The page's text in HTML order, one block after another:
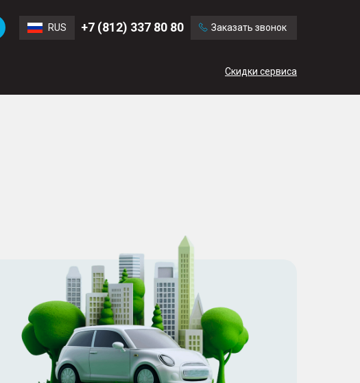
RUS +7 (812) 337 80 80 Заказать звонок
Скидки сервиса